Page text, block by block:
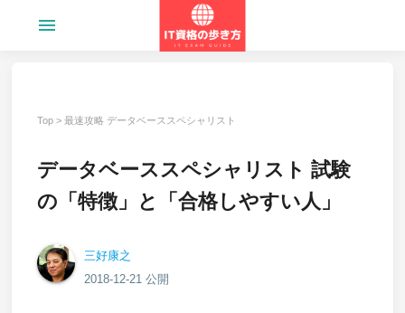
menu
Top> 最速攻略 データベーススペシャリスト
データベーススペシャリスト 試験
の「特徴」と「合格しやすい人」
三好康之
2018-12-21 公開